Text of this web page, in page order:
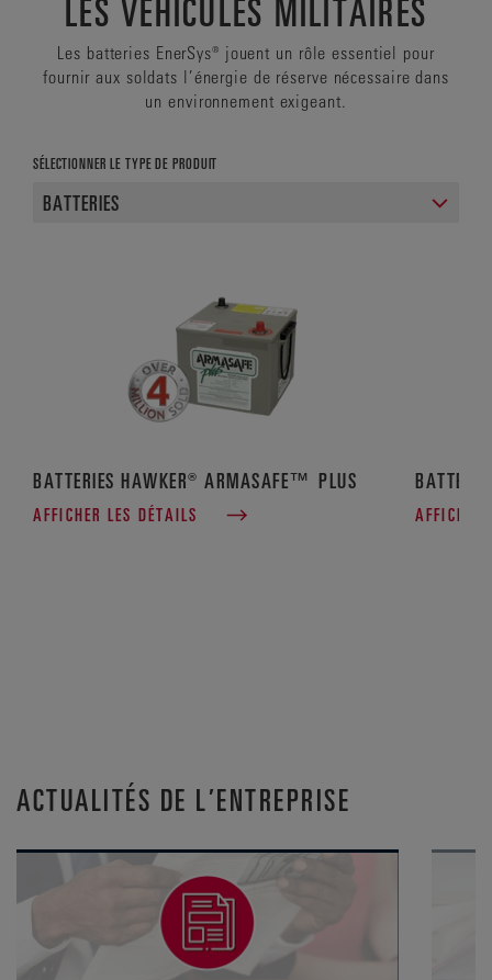
Les batteries EnerSys® jouent un rôle essentiel pour
fournir aux soldats l’énergie de réserve nécessaire dans
un environnement exigeant.
SÉLECTIONNER LE TYPE DE PRODUIT
BATTERIES HAWKER® ARMASAFE™ PLUS
AFFICHER LES DÉTAILS AFFICHER
ACTUALITÉS DE L’ENTREPRISE